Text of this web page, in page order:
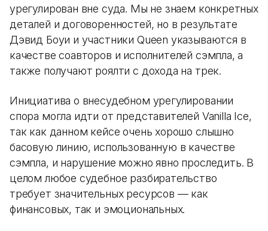
урегулирован вне суда. Мы не знаем конкретных
деталей и договоренностей, но в результате
Дэвид Боуи и участники Queen указываются в
качестве соавторов и исполнителей сэмпла, а
также получают роялти с дохода на трек.
Инициатива о внесудебном урегулировании
спора могла идти от представителей Vanilla Ice,
так как данном кейсе очень хорошо слышно
басовую линию, использованную в качестве
сэмпла, и нарушение можно явно проследить. В
целом любое судебное разбирательство
требует значительных ресурсов — как
финансовых, так и эмоциональных.